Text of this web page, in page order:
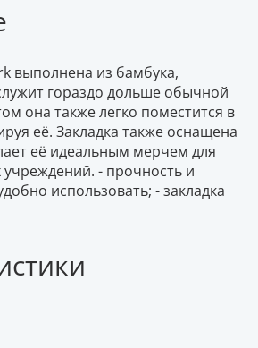
выполнена из бамбука,
гораздо дольше обычной
она также легко поместится в
её. Закладка также оснащена
её идеальным мерчем для
- прочность и
использовать; - закладка